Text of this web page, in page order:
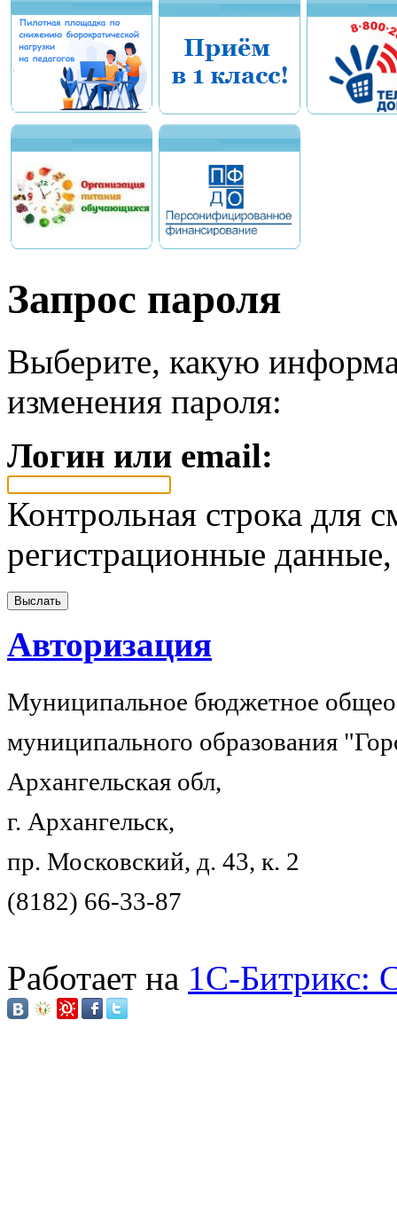
Запрос пароля
Выберите, какую
изменения пароля:
Логин или email:
Контрольная строка для
регистрационные
Авторизация
Муниципальное бюджетное
муниципального образования
Архангельская обл,
г. Архангельск,
пр. Московский, д. 43, к. 2
(8182) 66-33-87
Работает на 1C-Битрикс: